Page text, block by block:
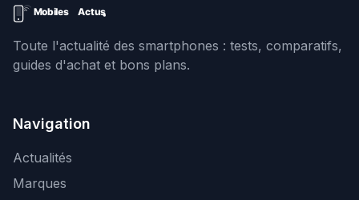
Toute l'actualité des smartphones : tests, comparatifs,
guides d'achat et bons plans.
Navigation
Actualités
Marques